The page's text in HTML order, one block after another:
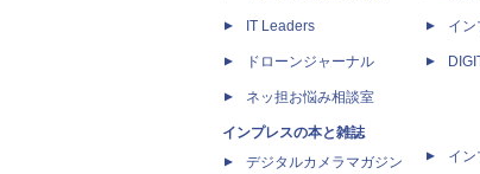
IT Leaders
ドローンジャーナル
ネッ担お悩み相談室
インプレスの本と雑誌
デジタルカメラマガジン
イン
イン